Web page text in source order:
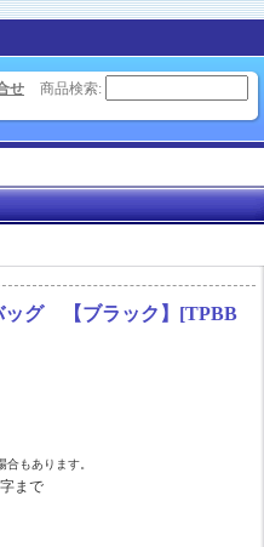
せ 商品検索:
ッグ 【ブラック】 [TPBB
もあります。
まで